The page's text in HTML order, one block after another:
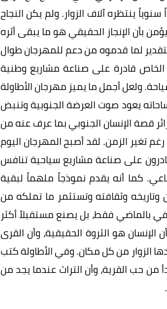
ينتظره آلاف الزوار. ولم يكن النجاح
الإنجاز الحقيقي هو ما يبقى أثره
لما قدموه من دعم للمهرجان طوال
الخاص قادرة على صناعة مشاريع وطنية
ولعل أجمل ما يميز مهرجان الأطاولة
يعود صوت العرضة الجنوبية وتنبض
قصة الإنسان الجنوبي بما عرف عنه من
تغير الزمن. لقد أصبح المهرجان اليوم
على صناعة مشاريع سياحية تنافس
كما أنه يقدم نموذجاً ملهماً لبقية
وثقافته وتستثمر ما تملكه من
بالماضي فقط، بل يصنع مستقبلاً أكثر
هو الثروة الحقيقية، وأن القرى
الزوار من كل مكان. وفي الأطاولة كتب
من حب القرية، وأن التراث عندما يجد من